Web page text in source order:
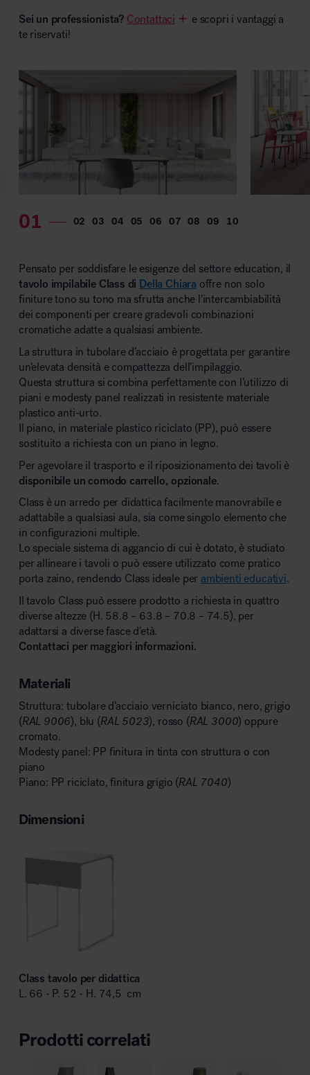
MillerKnoll
Sei un professionista? Contattaci
e scopri i vantaggi a
te riservati!
Pensato per soddisfare le esigenze del settore education, il
tavolo impilabile Class di Della Chiara offre non solo
finiture tono su tono ma sfrutta anche l’intercambiabilità
dei componenti per creare gradevoli combinazioni
cromatiche adatte a qualsiasi ambiente.
La struttura in tubolare d’acciaio è progettata per garantire
un’elevata densità e compattezza dell’impilaggio.
Questa struttura si combina perfettamente con l’utilizzo di
piani e modesty panel realizzati in resistente materiale
plastico anti-urto.
Il piano, in materiale plastico riciclato (PP), può essere
sostituito a richiesta con un piano in legno.
Per agevolare il trasporto e il riposizionamento dei tavoli è
disponibile un comodo carrello, opzionale.
Class è un arredo per didattica facilmente manovrabile e
adattabile a qualsiasi aula, sia come singolo elemento che
in configurazioni multiple.
Lo speciale sistema di aggancio di cui è dotato, è studiato
per allineare i tavoli o può essere utilizzato come pratico
porta zaino, rendendo Class ideale per ambienti educativi.
Il tavolo Class può essere prodotto a richiesta in quattro
diverse altezze (H. 58.8 – 63.8 – 70.8 – 74.5), per
adattarsi a diverse fasce d’età.
Contattaci per maggiori informazioni.
Materiali
Struttura: tubolare d’acciaio verniciato bianco, nero, grigio
(RAL 9006), blu (RAL 5023), rosso (RAL 3000) oppure
cromato.
Modesty panel: PP finitura in tinta con struttura o con
piano
Piano: PP riciclato, finitura grigio (RAL 7040)
Dimensioni
Class tavolo per didattica
L. 66 - P. 52 - H. 74,5 cm
Prodotti correlati